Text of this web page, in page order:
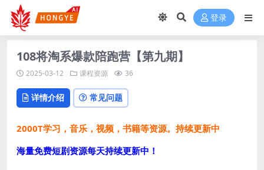
登录
108将淘系爆款陪跑营【第九期】
2025-03-12 课程资源 36
详情介绍 常见问题
2000T学习，音乐，视频，书籍等资源。持续更新中
海量免费短剧资源每天持续更新中！